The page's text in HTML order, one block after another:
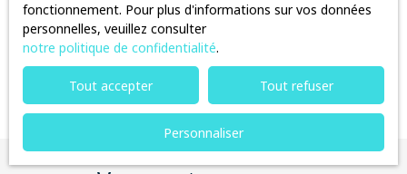
Aucun résultat
fonctionnement. Pour plus d'informations sur vos données
personnelles, veuillez consulter
notre politique de confidentialité.
Tout accepter Tout refuser
Personnaliser